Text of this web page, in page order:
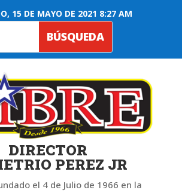
15 DE MAYO DE 2021 8:27 AM
DIRECTOR
PEREZ JR
el 4 de Julio de 1966 en la